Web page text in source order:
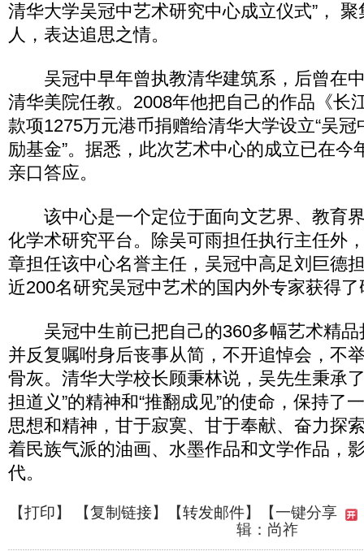
清华大学吴冠中艺术研究中心成立仪式”，
人，表达追思之情。
吴冠中早年曾执教清华建筑系，后曾在
清华美院任教。2008年他把自己的作品《长
款项1275万元港币捐赠给清华大学设立“吴
励基金”。据悉，此次艺术中心的成立已在今
亲口答应。
该中心是一个定位于面向文艺界、教育
化学术研究平台。除吴可雨担任执行主任外
章担任该中心名誉主任，吴冠中高足刘巨德
近200名研究吴冠中艺术的国内外专家获得
吴冠中生前已把自己的360多幅艺术精品
并反复嘱咐身后丧事从简，不开追悼会，不
骨灰。清华大学校长顾秉林说，吴先生秉承
担道义”的精神和“推翻成见”的使命，保持了
思想和精神，甘于寂寞、甘于奉献、奋力探
着民族气派的油画、水墨作品和文学作品，
代。
【打印】 【复制链接】【转发邮件】
【一键分享
辑：尚祚